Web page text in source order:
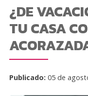
¿DE
TU CASA
Publicado: 05 de